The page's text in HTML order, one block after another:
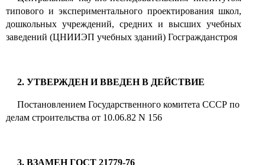
типового и экспериментального проектирования школ,
дошкольных учреждений, средних и высших учебных
заведений (ЦНИИЭП учебных зданий) Госгражданстроя
2. УТВЕРЖДЕН И ВВЕДЕН В ДЕЙСТВИЕ
Постановлением Государственного комитета СССР по
делам строительства от 10.06.82 N 156
3. ВЗАМЕН ГОСТ 21779-76